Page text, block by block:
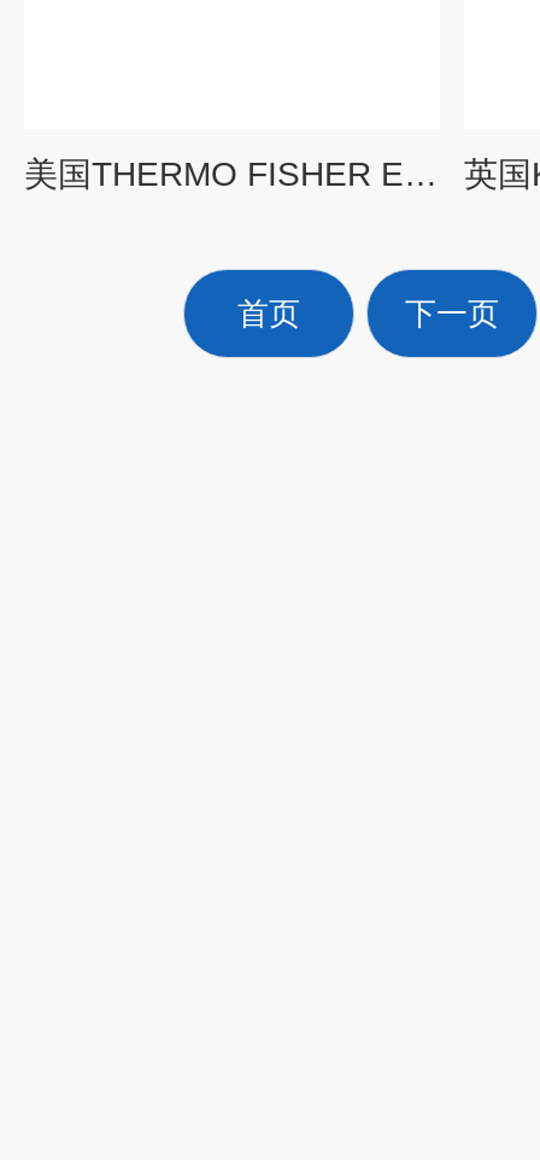
美国THERMO FISHER EPD-G个人γ剂量计
首页 下一页